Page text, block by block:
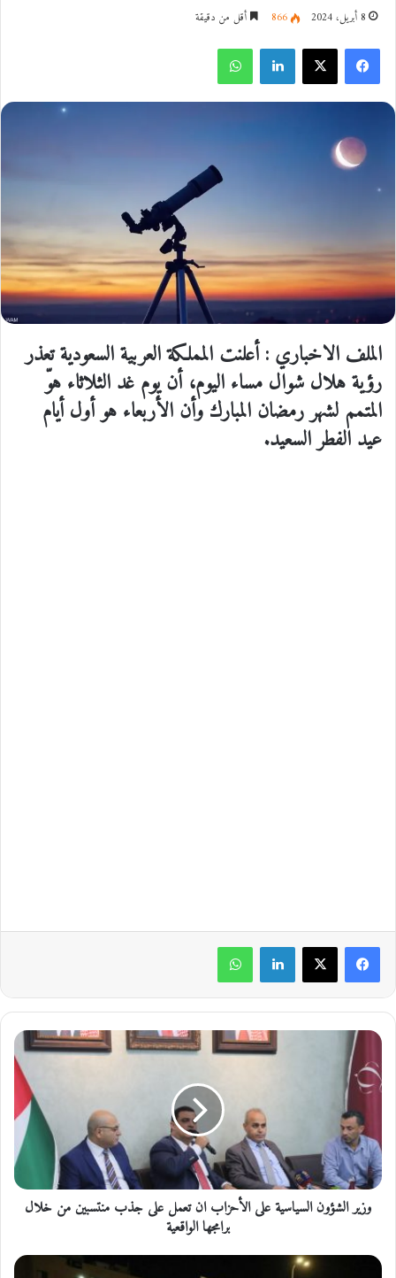
8 أبريل، 2024 866 أقل من دقيقة
فيسبوك
الملف الاخباري : أعلنت المملكة العربية السعودية تعذر
رؤية هلال شوال مساء اليوم، أن يوم غد الثلاثاء هوّ
المتمم لشهر رمضان المبارك وأن الأربعاء هو أول أيام
عيد الفطر السعيد.
و
ي
ر
ش
ؤ
و
س
وزير الشؤون السياسية على الأحزاب ان تعمل على جذب منتسبين من خلال
برامجها الواقعية
غ